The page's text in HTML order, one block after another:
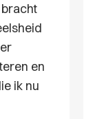
bracht
en
ik nu